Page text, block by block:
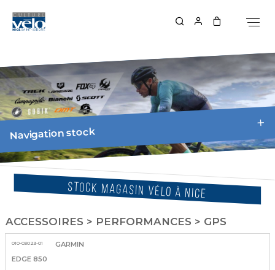
STOCK MAGASIN VÉLO À NICE
ACCESSOIRES > PERFORMANCES > GPS
010-03023-01
GARMIN
EDGE 850
Navigation stock